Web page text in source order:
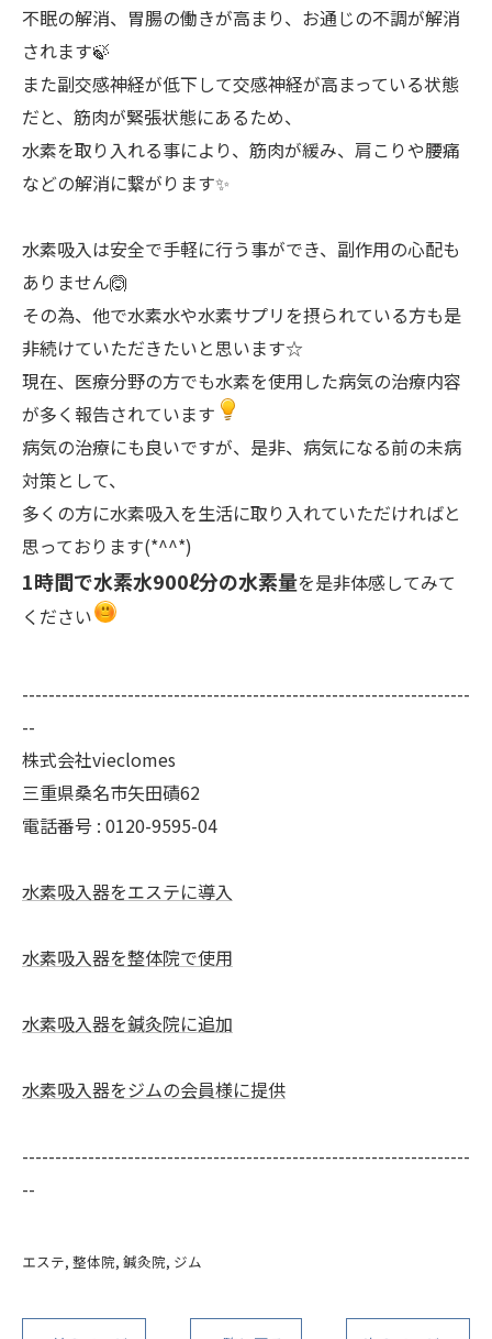
不眠の解消、胃腸の働きが高まり、お通じの不調が解消
されます🍃
また副交感神経が低下して交感神経が高まっている状態
だと、筋肉が緊張状態にあるため、
水素を取り入れる事により、筋肉が緩み、肩こりや腰痛
などの解消に繋がります✨
水素吸入は安全で手軽に行う事ができ、副作用の心配も
ありません🙆
その為、他で水素水や水素サプリを摂られている方も是
非続けていただきたいと思います☆
現在、医療分野の方でも水素を使用した病気の治療内容
が多く報告されています
病気の治療にも良いですが、是非、病気になる前の未病
対策として、
多くの方に水素吸入を生活に取り入れていただければと
思っております(*^^*)
1時間で水素水900ℓ分の水素量を是非体感してみて
ください
--------------------------------------------------------------------
--
株式会社vieclomes
三重県桑名市矢田磧62
電話番号 : 0120-9595-04
水素吸入器をエステに導入
水素吸入器を整体院で使用
水素吸入器を鍼灸院に追加
水素吸入器をジムの会員様に提供
--------------------------------------------------------------------
--
エステ 整体院 鍼灸院 ジム